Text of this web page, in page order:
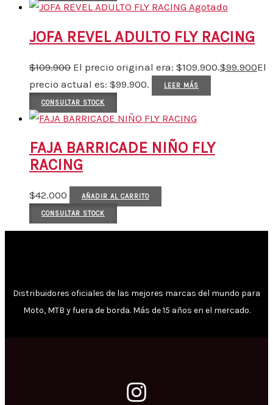
Agotado
JOFA REVEL ADULTO FLY RACING
$109.900 El precio original era: $109.900.$99.900El
precio actual es: $99.900.
LEER MÁS
CONSULTAR STOCK
FAJA BARRICADE NIÑO FLY
RACING
$42.000 AÑADIR AL CARRITO
CONSULTAR STOCK
Distribuidores oficiales de las mejores marcas del mundo para
Moto, MTB y fuera de borda. Más de 15 años en el mercado.